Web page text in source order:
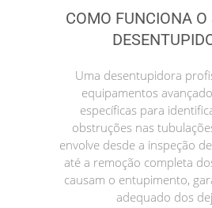
COMO FUNCIONA O
Uma desentupidora
equipamentos
específicas para
obstruções nas
envolve desde a inspeção
até a remoção completa
causam o entupimento,
adequado dos